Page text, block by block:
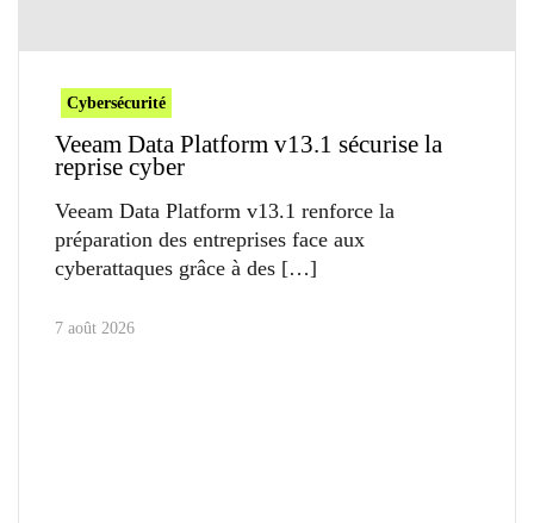
Cybersécurité
Veeam Data Platform v13.1 sécurise la
reprise cyber
Veeam Data Platform v13.1 renforce la
préparation des entreprises face aux
cyberattaques grâce à des
7 août 2026